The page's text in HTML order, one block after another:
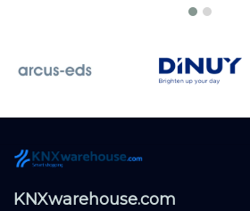
KNXwarehouse.com